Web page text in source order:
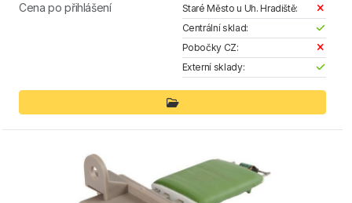
Cena po přihlášení
Staré Město u Uh. Hradiště:
Centrální sklad:
Pobočky CZ:
Externí sklady: